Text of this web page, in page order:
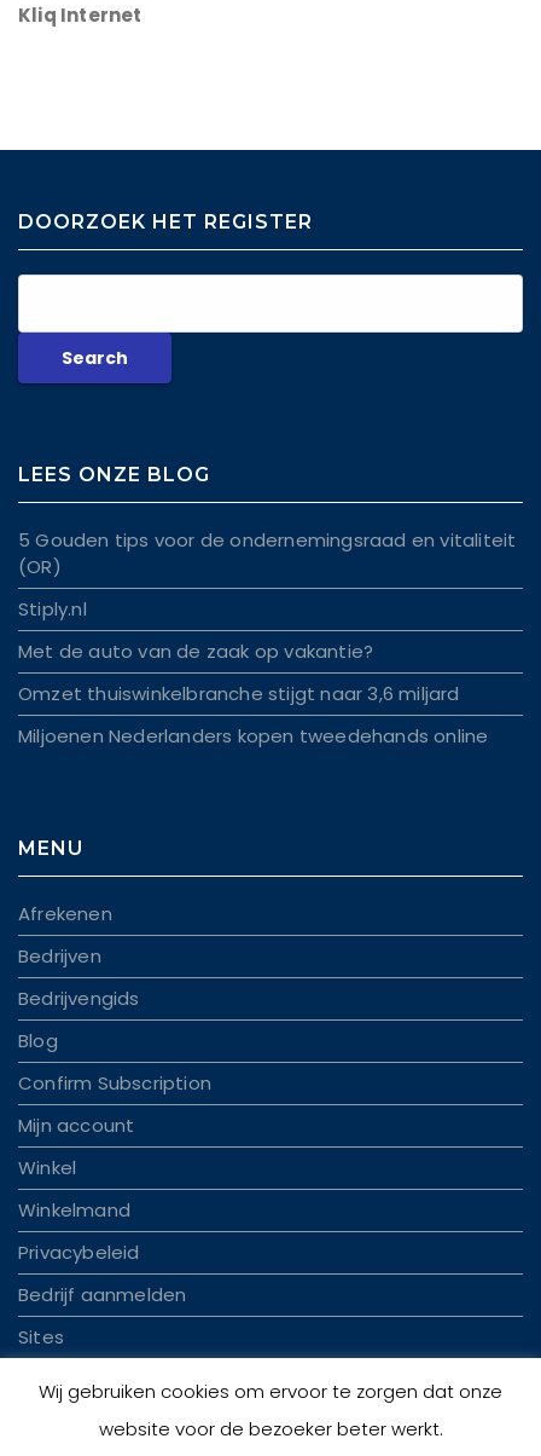
Kliq Internet
DOORZOEK HET REGISTER
LEES ONZE BLOG
5 Gouden tips voor de ondernemingsraad en vitaliteit
(OR)
Stiply.nl
Met de auto van de zaak op vakantie?
Omzet thuiswinkelbranche stijgt naar 3,6 miljard
Miljoenen Nederlanders kopen tweedehands online
MENU
Afrekenen
Bedrijven
Bedrijvengids
Blog
Confirm Subscription
Mijn account
Winkel
Winkelmand
Privacybeleid
Bedrijf aanmelden
Sites
Wij gebruiken cookies om ervoor te zorgen dat onze
website voor de bezoeker beter werkt.